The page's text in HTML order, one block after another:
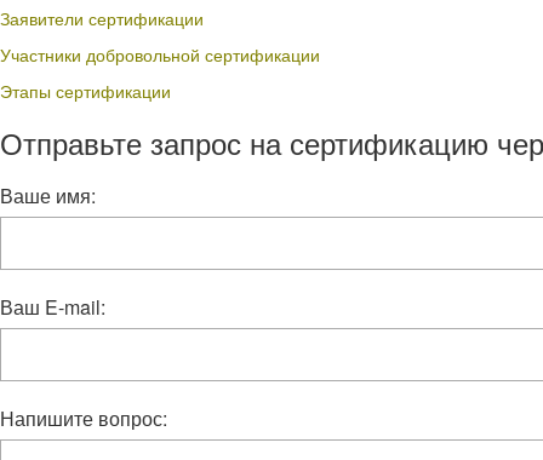
Заявители сертификации
Участники добровольной сертификации
Этапы сертификации
Отправьте запрос на сертификацию
Ваше имя:
Ваш E-mail:
Напишите вопрос: